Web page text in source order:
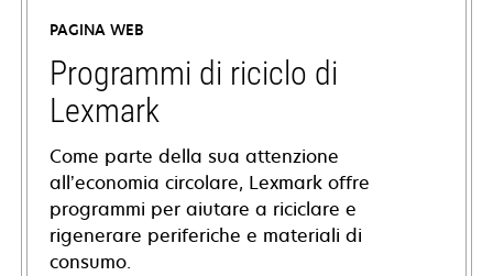
una
nuova
scheda
PAGINA WEB
Programmi di riciclo di
Lexmark
Come parte della sua attenzione
all’economia circolare, Lexmark offre
programmi per aiutare a riciclare e
rigenerare periferiche e materiali di
consumo.